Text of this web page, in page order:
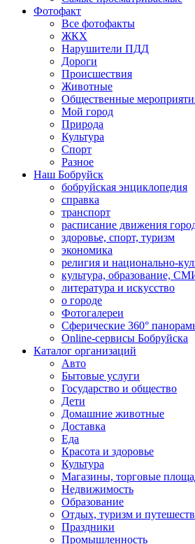
Фотофакт
Все фотофакты
ЖКХ
Нарушители ПДД
Дороги
Происшествия
Животные
Общественные
Мой город
Природа
Культура
Спорт
Разное
Наш Бобруйск
бобруйская энциклопедия
справка
транспорт
расписание движения
здоровье, спорт, туризм
экономика
религия и национально-
культура, образование,
литература и искусство
о городе
Фотогалереи
Сферические 360°
Online-сервисы Бобруйска
Каталог организаций
Авто
Бытовые услуги
Государство и общество
Дети
Домашние животные
Доставка
Еда
Красота и здоровье
Культура
Магазины, торговые
Недвижимость
Образование
Отдых, туризм и
Праздники
Промышленность